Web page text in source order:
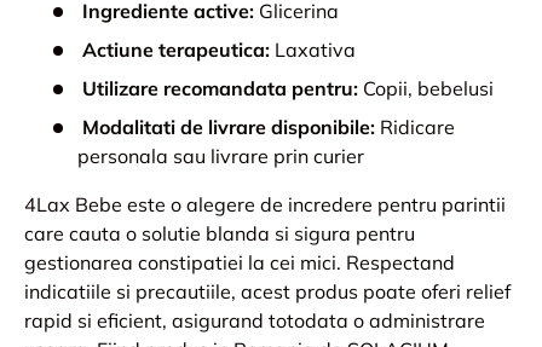
Ingrediente active: Glicerina
Actiune terapeutica: Laxativa
Utilizare recomandata pentru: Copii, bebelusi
Modalitati de livrare disponibile: Ridicare
personala sau livrare prin curier
4Lax Bebe este o alegere de incredere pentru parintii
care cauta o solutie blanda si sigura pentru
gestionarea constipatiei la cei mici. Respectand
indicatiile si precautiile, acest produs poate oferi relief
rapid si eficient, asigurand totodata o administrare